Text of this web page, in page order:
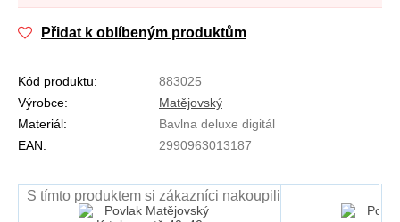
Přidat k oblíbeným produktům
Kód produktu:
883025
Výrobce:
Matějovský
Materiál:
Bavlna deluxe digitál
EAN:
2990963013187
S tímto produktem si zákazníci nakoupili